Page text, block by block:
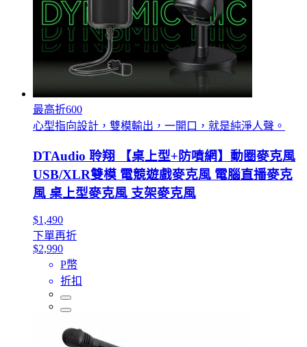
最高折600
心型指向設計，雙模輸出，一開口，就是純淨人聲。
DTAudio 聆翔 【桌上型+防噴網】動圈麥克風
USB/XLR雙模 電競遊戲麥克風 電腦直播麥克
風 桌上型麥克風 支架麥克風
$1,490
下單再折
$2,990
P幣
折扣